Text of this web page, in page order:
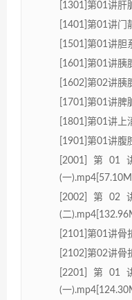
[1301]第01讲肝
[1401]第01讲门
[1501]第01讲胆
[1601]第01讲胰
[1602]第02讲胰
[1701]第01讲脾
[1801]第01讲上
[1901]第01讲腹
[2001]第
(一).mp4[57.10M]
[2002]第
(二
[2101]第01讲骨
[2102]第02讲骨
[2201]第
(一